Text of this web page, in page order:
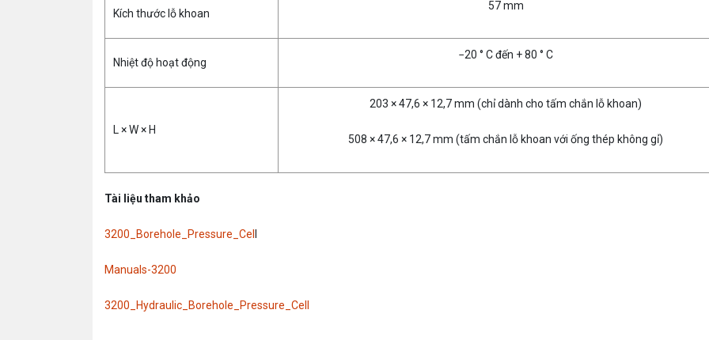
Kích thước lỗ khoan
57 mm
Nhiệt độ hoạt động
−20 ° C đến + 80 ° C
L × W × H
203 × 47,6 × 12,7 mm (chỉ dành cho tấm chắn lỗ khoan)
508 × 47,6 × 12,7 mm (tấm chắn lỗ khoan với ống thép không gỉ)
Tài liệu tham khảo
3200_Borehole_Pressure_Cel
Manuals-3200
3200_Hydraulic_Borehole_Pressure_Cell